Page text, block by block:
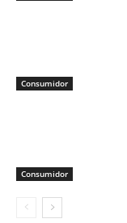
Consumidor
Consumidor